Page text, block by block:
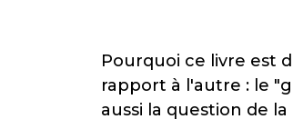
Pourquoi ce livre est
rapport à l'autre : le
aussi la question de